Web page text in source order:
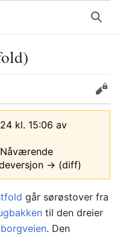
Søk
Rediger
kl. 15:06 av
Nåværende
→ (diff)
går sørøstover fra
til den dreier
. Den